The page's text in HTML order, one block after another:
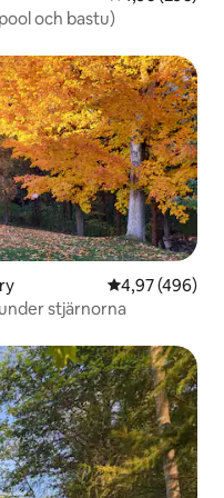
och bastu)
4,97 av 5 i
4,97 (496)
stjärnorna